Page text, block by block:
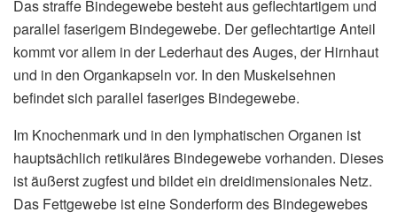
Das straffe Bindegewebe besteht aus geflechtartigem und
parallel faserigem Bindegewebe. Der geflechtartige Anteil
kommt vor allem in der Lederhaut des Auges, der Hirnhaut
und in den Organkapseln vor. In den Muskelsehnen
befindet sich parallel faseriges Bindegewebe.
Im Knochenmark und in den lymphatischen Organen ist
hauptsächlich retikuläres Bindegewebe vorhanden. Dieses
ist äußerst zugfest und bildet ein dreidimensionales Netz.
Das Fettgewebe ist eine Sonderform des Bindegewebes